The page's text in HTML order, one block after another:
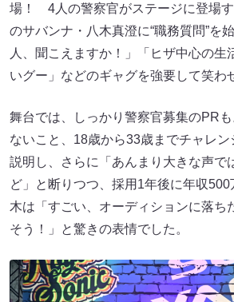
場！ 4人の警察官がステージに登場
のサバンナ・八木真澄に“職務質問”を
人、聞こえますか！」「ヒザ中心の生
いグー」などのギャグを強要して笑わ
舞台では、しっかり警察官募集のPR
ないこと、18歳から33歳までチャレ
説明し、さらに「あんまり大きな声で
ど」と断りつつ、採用1年後に年収500
木は「すごい、オーディションに落ち
そう！」と驚きの表情でした。